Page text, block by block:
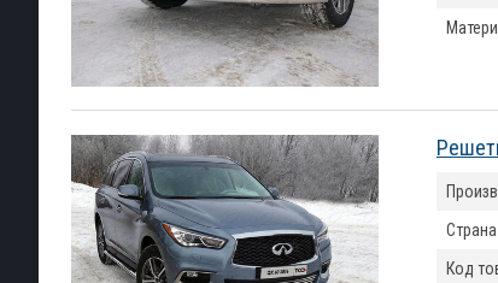
Страна
Код